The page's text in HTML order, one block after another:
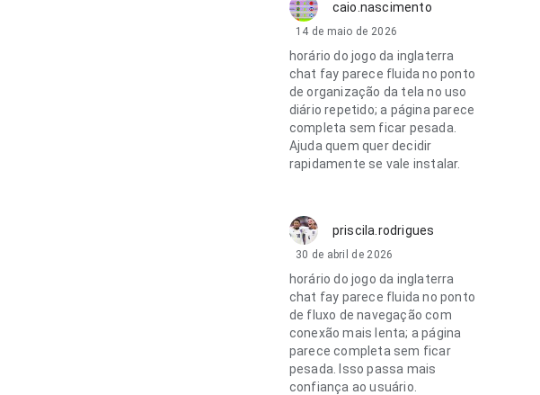
caio.nascimento
14 de maio de 2026
horário do jogo da inglaterra
chat fay parece fluida no ponto
de organização da tela no uso
diário repetido; a página parece
completa sem ficar pesada.
Ajuda quem quer decidir
rapidamente se vale instalar.
priscila.rodrigues
30 de abril de 2026
horário do jogo da inglaterra
chat fay parece fluida no ponto
de fluxo de navegação com
conexão mais lenta; a página
parece completa sem ficar
pesada. Isso passa mais
confiança ao usuário.